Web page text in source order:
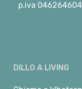
p.iva
DILLO A LIVING